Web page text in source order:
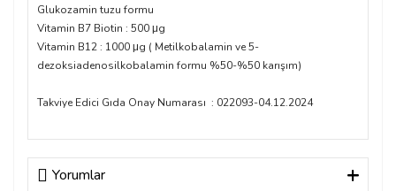
Glukozamin tuzu formu
Vitamin B7 Biotin : 500 μg
Vitamin B12 : 1000 μg ( Metilkobalamin ve 5-
dezoksiadenosilkobalamin formu %50-%50 karışım)
Takviye Edici Gıda Onay Numarası : 022093-04.12.2024
Yorumlar